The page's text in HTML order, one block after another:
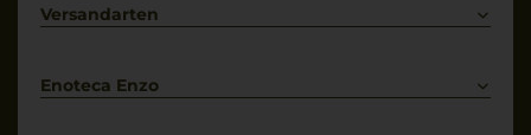
Kontakt
Versandarten
Enoteca Enzo